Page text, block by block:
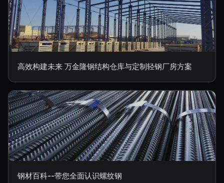
高效构建未来 万金隆钢结构仓库与定制轻钢厂房方案
钢材百科--带您全面认识螺纹钢